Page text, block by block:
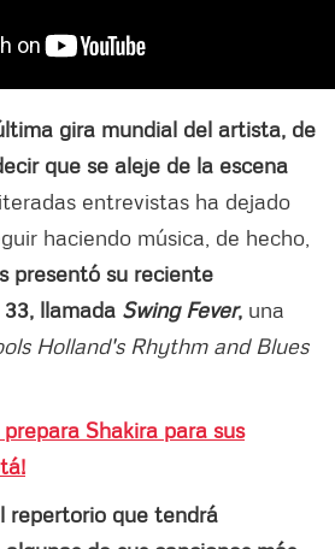
gira mundial del artista, de
que se aleje de la escena
entrevistas ha dejado
haciendo música, de hecho,
presentó su reciente
llamada Swing Fever, una
Holland's Rhythm and Blues
prepara Shakira para sus
repertorio que tendrá